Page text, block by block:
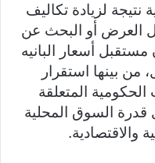
لزيادة تكاليف
العرض أو البحث عن
أسعار البانيه
بينها استقرار
المتعلقة
قدرة السوق المحلية
والاقتصادية.